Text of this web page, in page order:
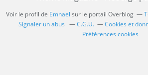
Voir le profil de Emnael sur le portail Overblog
Signaler un abus
C.G.U.
Cookies et
Préférences cookies